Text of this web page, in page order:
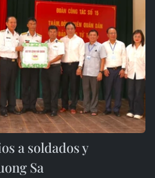
a soldados y
Sa